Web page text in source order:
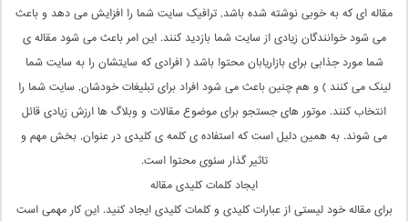
مقاله ای که به خوبی نوشته شده باشد, ترافیک سایت شما را افزایش می دهد و باعث
می شود خوانندگان زیادی از سایت شما بازدید کنند. این امر باعث می شود مقاله ی
شما مورد جذابی برای بازاریابان محتوا باشد ( افرادی که سایتشان را به سایت شما
لینک می کنند ) و هم چنین باعث می شود افراد برای تبلیغات خودشان, سایت شما را
انتخاب کنند. موتور های جستجو برای موضوع مقالات و وبلاگ ها ارزش زیادی قائل
می شوند. به همین دلیل است که استفاده ی کلمه ی کلیدی در عنوان, بخش مهم و
تاثیر گذار سئوی محتوا است.
ایجاد کلمات کلیدی مقاله
برای مقاله خود لیستی از عبارات کلیدی و کلمات کلیدی ایجاد کنید. این کار مهمی است